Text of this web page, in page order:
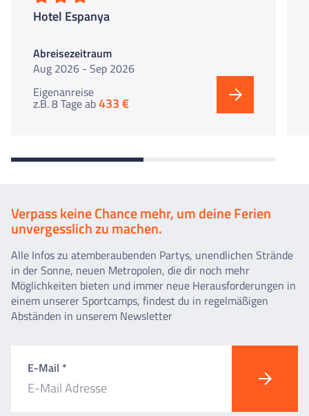
Hotel Espanya
Abreisezeitraum
Aug 2026 - Sep 2026
Eigenanreise
z.B. 8 Tageab433 €
Verpass keine Chance mehr, um deine Ferien
unvergesslich zu machen.
Alle Infos zu atemberaubenden Partys, unendlichen Strände
in der Sonne, neuen Metropolen, die dir noch mehr
Möglichkeiten bieten und immer neue Herausforderungen in
einem unserer Sportcamps, findest du in regelmäßigen
Abständen in unserem Newsletter
E-Mail *